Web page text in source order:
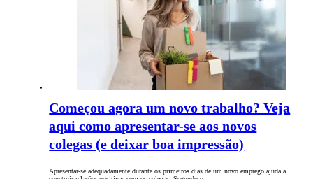
Começou agora um novo trabalho? Veja
aqui como apresentar-se aos novos
colegas (e deixar boa impressão)
Apresentar-se adequadamente durante os primeiros dias de um novo emprego ajuda a